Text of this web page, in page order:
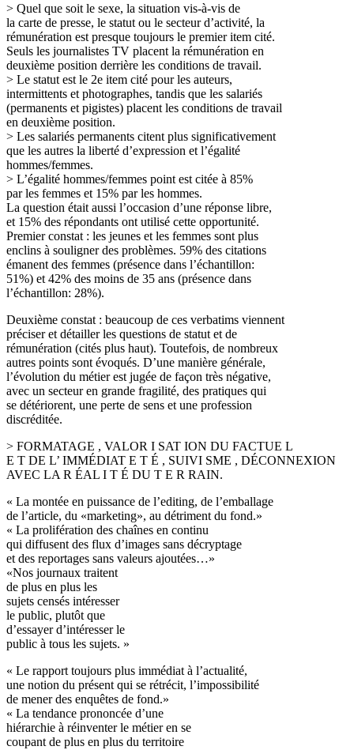
> Quel que soit le sexe, la situation vis-à-vis de
la carte de presse, le statut ou le secteur d’activité, la
rémunération est presque toujours le premier item cité.
Seuls les journalistes TV placent la rémunération en
deuxième position derrière les conditions de travail.
> Le statut est le 2e item cité pour les auteurs,
intermittents et photographes, tandis que les salariés
(permanents et pigistes) placent les conditions de travail
en deuxième position.
> Les salariés permanents citent plus significativement
que les autres la liberté d’expression et l’égalité
hommes/femmes.
> L’égalité hommes/femmes point est citée à 85%
par les femmes et 15% par les hommes.
La question était aussi l’occasion d’une réponse libre,
et 15% des répondants ont utilisé cette opportunité.
Premier constat : les jeunes et les femmes sont plus
enclins à souligner des problèmes. 59% des citations
émanent des femmes (présence dans l’échantillon:
51%) et 42% des moins de 35 ans (présence dans
l’échantillon: 28%).
Deuxième constat : beaucoup de ces verbatims viennent
préciser et détailler les questions de statut et de
rémunération (cités plus haut). Toutefois, de nombreux
autres points sont évoqués. D’une manière générale,
l’évolution du métier est jugée de façon très négative,
avec un secteur en grande fragilité, des pratiques qui
se détériorent, une perte de sens et une profession
discréditée.
> FORMATAGE , VALOR I SAT ION DU FACTUE L
E T DE L’ IMMÉDIAT E T É , SUIVI SME , DÉCONNEXION
AVEC LA R ÉAL I T É DU T E R RAIN.
« La montée en puissance de l’editing, de l’emballage
de l’article, du «marketing», au détriment du fond.»
« La prolifération des chaînes en continu
qui diffusent des flux d’images sans décryptage
et des reportages sans valeurs ajoutées…»
«Nos journaux traitent
de plus en plus les
sujets censés intéresser
le public, plutôt que
d’essayer d’intéresser le
public à tous les sujets. »
« Le rapport toujours plus immédiat à l’actualité,
une notion du présent qui se rétrécit, l’impossibilité
de mener des enquêtes de fond.»
« La tendance prononcée d’une
hiérarchie à réinventer le métier en se
coupant de plus en plus du territoire